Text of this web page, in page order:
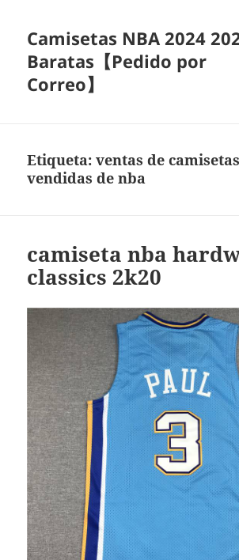
Camisetas NBA 2024
Baratas【Pedido por
Correo】
Etiqueta:ventas de
vendidas de nba
camiseta nba
classics 2k20